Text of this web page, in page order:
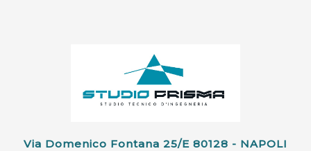
Via Domenico Fontana 25/e 80128 - NAPOLI